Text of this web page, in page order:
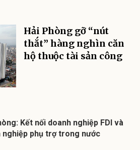
Hải Phòng gỡ “nút
thắt” hàng nghìn căn
hộ thuộc tài sản công
Kết nối doanh nghiệp FDI và
nghiệp phụ trợ trong nước